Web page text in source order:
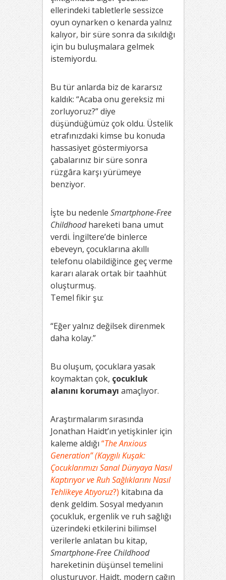
ellerindeki tabletlerle sessizce
oyun oynarken o kenarda yalnız
kalıyor, bir süre sonra da sıkıldığı
için bu buluşmalara gelmek
istemiyordu.
Bu tür anlarda biz de kararsız
kaldık: “Acaba onu gereksiz mi
zorluyoruz?” diye
düşündüğümüz çok oldu. Üstelik
etrafınızdaki kimse bu konuda
hassasiyet göstermiyorsa
çabalarınız bir süre sonra
rüzgâra karşı yürümeye
benziyor.
İşte bu nedenle Smartphone-Free
Childhoodhareketi bana umut
verdi. İngiltere’de binlerce
ebeveyn, çocuklarına akıllı
telefonu olabildiğince geç verme
kararı alarak ortak bir taahhüt
oluşturmuş.
Temel fikir şu:
“Eğer yalnız değilsek direnmek
daha kolay.”
Bu oluşum, çocuklara yasak
koymaktan çok, çocukluk
alanını korumayı amaçlıyor.
Araştırmalarım sırasında
Jonathan Haidt’ın yetişkinler için
kaleme aldığı “The Anxious
Generation” (Kaygılı Kuşak:
Çocuklarımızı Sanal Dünyaya Nasıl
Kaptırıyor ve Ruh Sağlıklarını Nasıl
Tehlikeye Atıyoruz?) kitabına da
denk geldim. Sosyal medyanın
çocukluk, ergenlik ve ruh sağlığı
üzerindeki etkilerini bilimsel
verilerle anlatan bu kitap,
Smartphone-Free Childhood
hareketinin düşünsel temelini
oluşturuyor. Haidt, modern çağın